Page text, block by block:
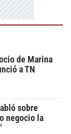
de Marina
a TN
sobre
negocio la